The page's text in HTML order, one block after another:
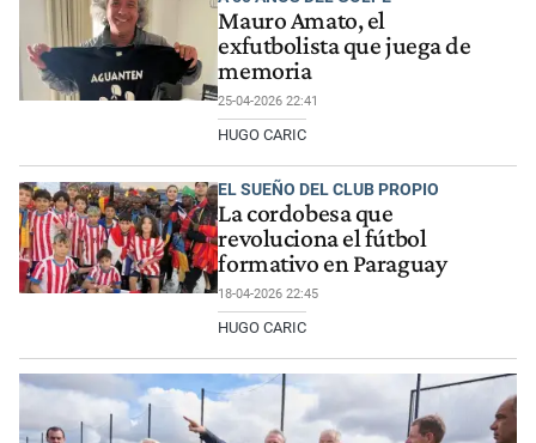
Mauro Amato, el
exfutbolista que juega de
memoria
25-04-2026 22:41
HUGO CARIC
EL SUEÑO DEL CLUB PROPIO
La cordobesa que
revoluciona el fútbol
formativo en Paraguay
18-04-2026 22:45
HUGO CARIC